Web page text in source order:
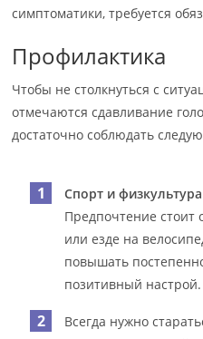
симптоматики, требуется
Профилактика
Чтобы не столкнуться с
отмечаются сдавливание
достаточно соблюдать
Спорт и физкультура
Предпочтение стоит
или езде на
повышать
позитивный настрой.
Всегда нужно